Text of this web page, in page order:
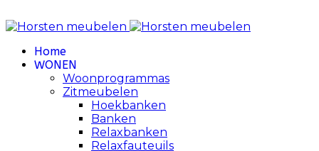
Home
WONEN
Woonprogrammas
Zitmeubelen
Hoekbanken
Banken
Relaxbanken
Relaxfauteuils